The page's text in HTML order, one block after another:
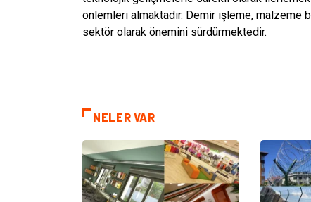
önlemleri almaktadır. Demir işleme, malzeme
sektör olarak önemini sürdürmektedir.
NELER VAR